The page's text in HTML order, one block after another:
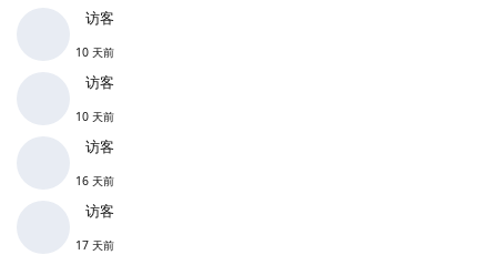
访客
10 天前
访客
10 天前
访客
16 天前
访客
17 天前